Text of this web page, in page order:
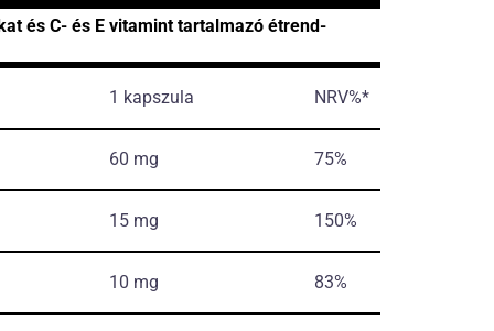
és C- és E vitamint tartalmazó étrend-
1 kapszula NRV%*
60 mg 75%
15 mg 150%
10 mg 83%